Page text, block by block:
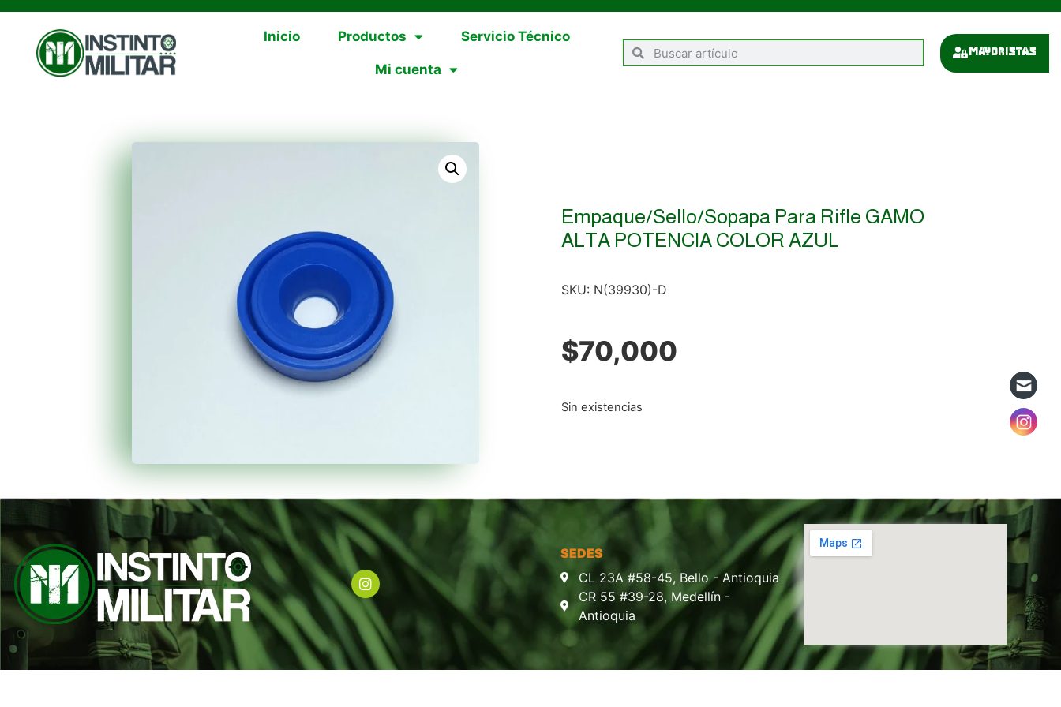
Inicio Productos Servicio Técnico
Mi cuenta
Mayoristas
Empaque/sello/sopapa Para Rifle GAMO
ALTA POTENCIA COLOR AZUL
SKU: N(39930)-D
$70,000
Sin existencias
SEDES
CL 23A #58-45, Bello - Antioquia
CR 55 #39-28, Medellín -
Antioquia